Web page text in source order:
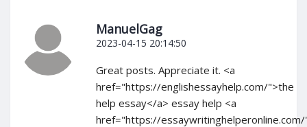
ManuelGag
2023-04-15 20:14:50
Great posts. Appreciate it. <a
href="https://englishessayhelp.com/">the
help essay</a> essay help <a
href="https://